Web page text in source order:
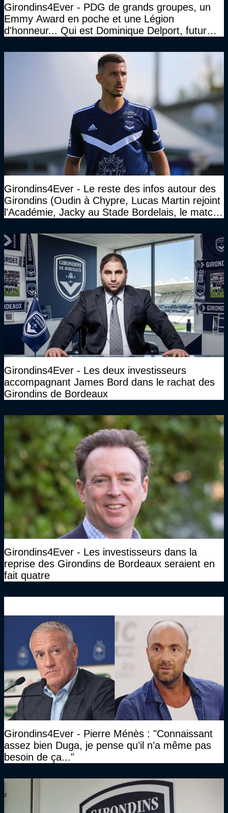
Girondins4Ever - PDG de grands groupes, un
Emmy Award en poche et une Légion
d'honneur... Qui est Dominique Delport, futur
Girondins4Ever - Le reste des infos autour des
Girondins (Oudin à Chypre, Lucas Martin rejoint
l'Académie, Jacky au Stade Bordelais, le match
Girondins4Ever - Les deux investisseurs
accompagnant James Bord dans le rachat des
Girondins de Bordeaux
Girondins4Ever - Les investisseurs dans la
reprise des Girondins de Bordeaux seraient en
fait quatre
Girondins4Ever - Pierre Ménès : "Connaissant
assez bien Duga, je pense qu’il n’a même pas
besoin de ça..."